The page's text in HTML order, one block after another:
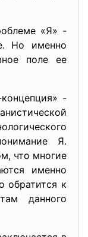
«Я» -
Но именно
поле ее
-
Я.
что многие
именно
обратится к
данного